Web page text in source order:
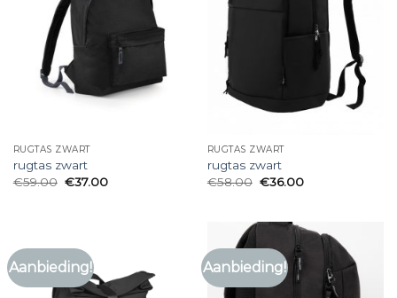
RUGTAS ZWART
rugtas zwart
€59.00 €37.00
RUGTAS ZWART
rugtas zwart
€58.00 €36.00
Aanbieding! Aanbieding!